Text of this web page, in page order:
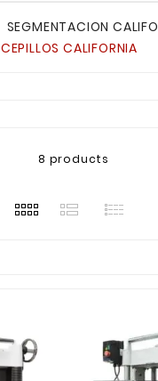
SEGMENTACION
CEPILLOS CALIFORNIA
8 products